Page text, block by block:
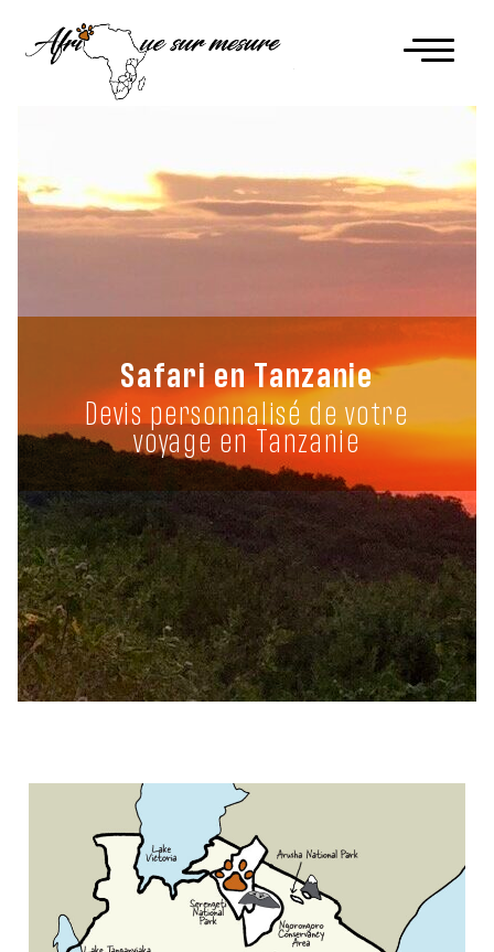
Safari en Tanzanie
Devis personnalisé de votre
voyage en Tanzanie